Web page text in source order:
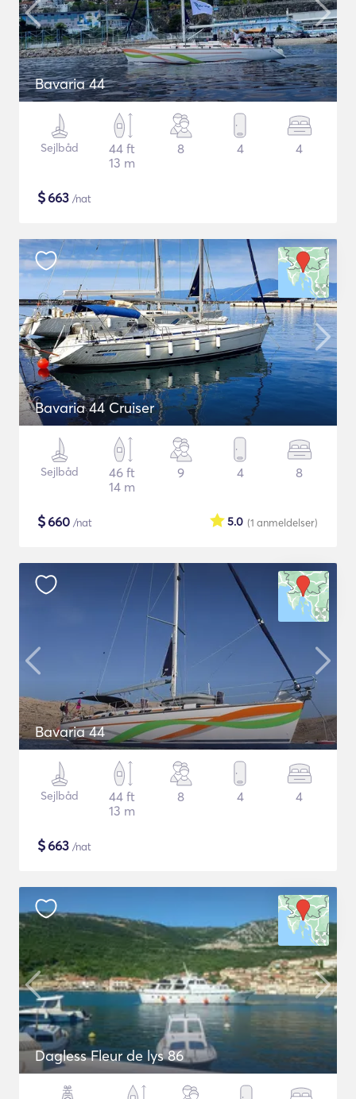
Bavaria 44
Sejlbåd
44 ft
13 m
8 4 4
$663 /nat
Bavaria 44 Cruiser
Sejlbåd
46 ft
14 m
9 4 8
$660 /nat (1 anmeldelser)
5.0
Bavaria 44
Sejlbåd
44 ft
13 m
8 4 4
$663 /nat
Dagless Fleur de lys 86